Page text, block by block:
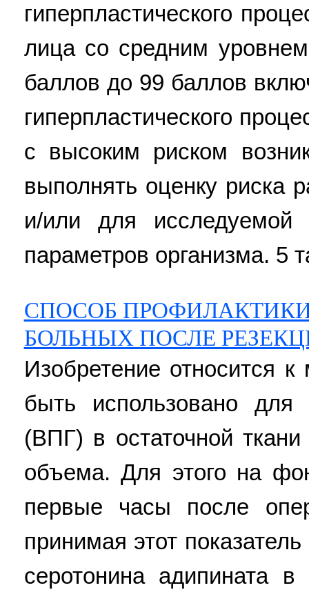
гиперпластического
лица со средним уровнем
баллов до 99 баллов
гиперпластического
с высоким риском
выполнять оценку риска
и/или для исследуемой
параметров организма. 5
СПОСОБ
БОЛЬНЫХ ПОСЛЕ
Изобретение относится
быть использовано для
(ВПГ) в остаточной
объема. Для этого на
первые часы после
принимая этот
серотонина адипината